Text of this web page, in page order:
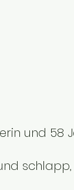
und 58
schlapp,